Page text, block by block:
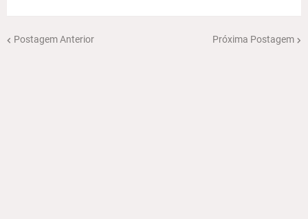
Postagem Anterior Próxima Postagem